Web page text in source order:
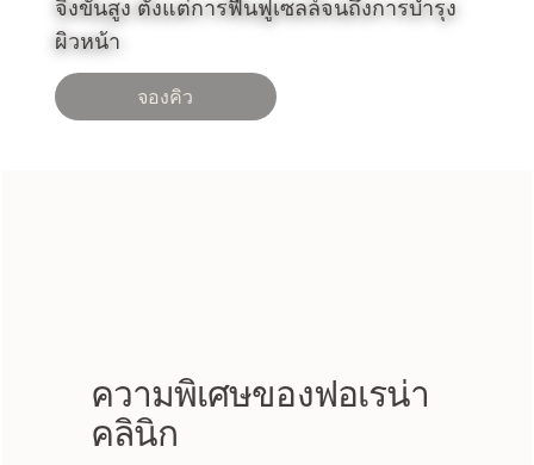
จิ้งขั้นสูง ตั้งแต่การฟื้นฟูเซลล์จนถึงการบำรุง
ผิวหน้า
จองคิว
ความพิเศษของฟอเรน่า
คลินิก